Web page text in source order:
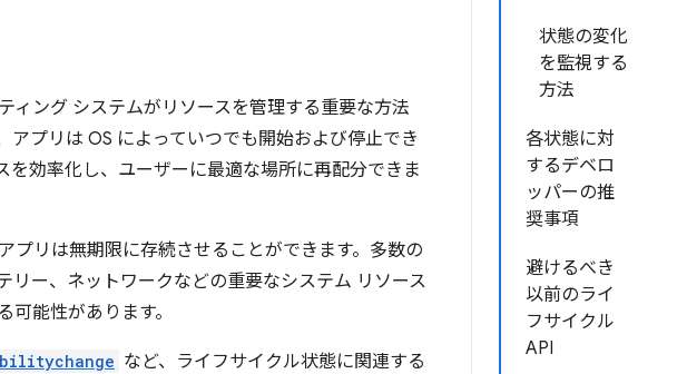
状態の変化
を監視する
方法
各状態に対
するデベロ
ッパーの推
奨事項
避けるべき
以前のライ
フサイクル
API
ィング システムがリソースを管理する重要な方法
プリは OS によっていつでも開始および停止でき
を効率化し、ユーザーに最適な場所に再配分できま
プリは無期限に存続させることができます。多数の
リー、ネットワークなどの重要なシステム リソース
能性があります。
など、ライフサイクル状態に関連する